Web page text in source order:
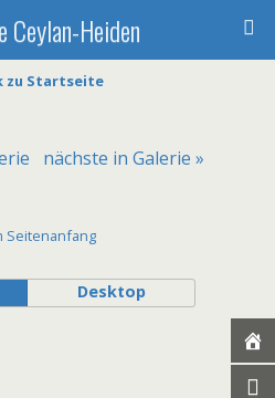
Ceylan-Heiden
zu Startseite
nächste in Galerie »
Seitenanfang
Desktop